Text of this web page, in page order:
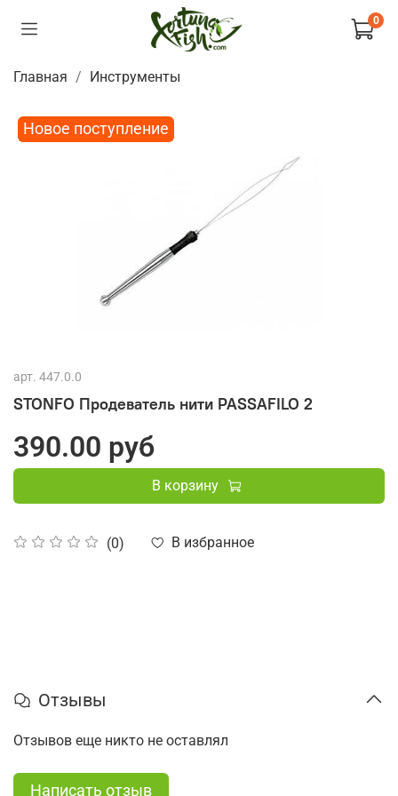
0
Главная Инструменты
Новое поступление
арт. 447.0.0
STONFO Продеватель нити PASSAFILO 2
(0) В избранное
390.00 руб
В корзину
Отзывы
Отзывов еще никто не оставлял
Написать отзыв